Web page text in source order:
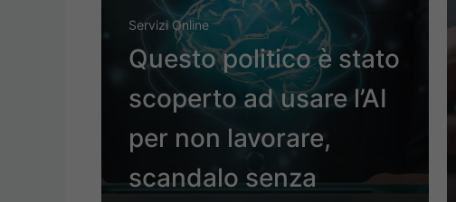
Servizi Online
Questo politico è stato
scoperto ad usare l’AI
per non lavorare,
scandalo senza